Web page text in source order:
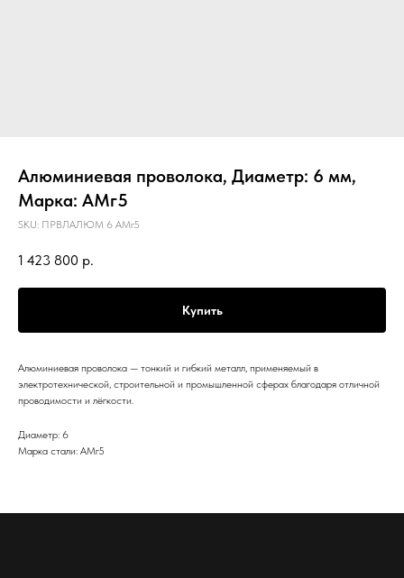
Алюминиевая проволока, Диаметр: 6 мм,
Марка: АМг5
SKU: ПРВЛАЛЮМ 6 АМг5
1 423 800 р.
Купить
Алюминиевая проволока — тонкий и гибкий металл, применяемый в
электротехнической, строительной и промышленной сферах благодаря отличной
проводимости и лёгкости.
Диаметр: 6
Марка стали: АМг5